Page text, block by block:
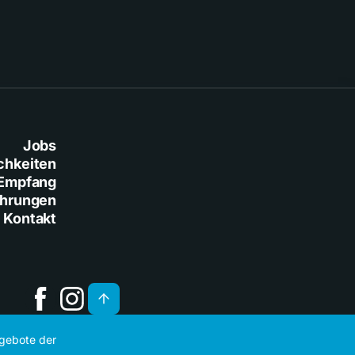
Jobs
Kontakt
der